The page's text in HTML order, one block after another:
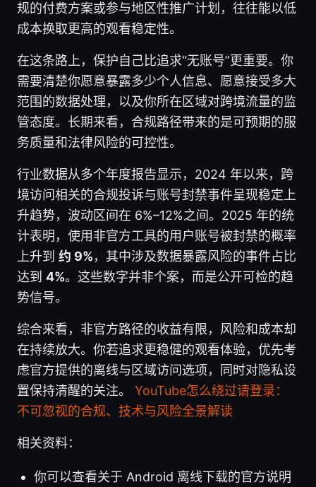
规的付费方案或参与地区性推广计划，往往能以低
成本换取更高的观看稳定性。
在这条路上，保护自己比追求“无账号”更重要。你
需要清楚你愿意暴露多少个人信息、愿意接受多大
范围的数据处理，以及你所在区域对跨境流量的监
管态度。长期来看，合规路径带来的是可预期的服
务质量和法律风险的可控性。
行业数据从多个年度报告显示，2024 年以来，跨
境访问相关的合规投诉与账号封禁事件呈现稳定上
升趋势，波动区间在 6%–12%之间。2025 年的统
计表明，使用非官方工具的用户账号被封禁的概率
上升到 约 9%，其中涉及数据暴露风险的事件占比
达到 4%。这些数字并非个案，而是公开可检的趋
势信号。
综合来看，非官方路径的收益有限，风险和成本却
在持续放大。你若追求更稳健的观看体验，优先考
虑官方提供的离线与区域访问选项，同时对隐私设
置保持清醒的关注。 YouTube怎么绕过请登录：
不可忽视的合规、技术与风险全景解读
相关资料：
你可以查看关于 Android 离线下载的官方说明